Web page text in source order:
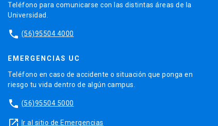
Teléfono para comunicarse con las distintas áreas de la
Universidad.
phone (56)95504 4000
EMERGENCIAS UC
Teléfono en caso de accidente o situación que ponga en
riesgo tu vida dentro de algún campus.
phone (56)95504 5000
launch Ir al sitio de Emergencias